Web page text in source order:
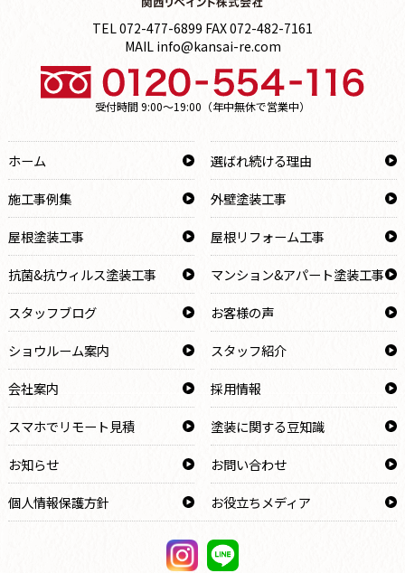
TEL 072-477-6899 FAX 072-482-7161
MAIL info@kansai-re.com
受付時間 9:00～19:00（年中無休で営業中）
ホーム
選ばれ続ける理由
施工事例集
外壁塗装工事
屋根塗装工事
屋根リフォーム工事
抗菌&抗ウィルス塗装工事
マンション&アパート塗装工事
スタッフブログ
お客様の声
ショウルーム案内
スタッフ紹介
会社案内
採用情報
スマホでリモート見積
塗装に関する豆知識
お知らせ
お問い合わせ
個人情報保護方針
お役立ちメディア